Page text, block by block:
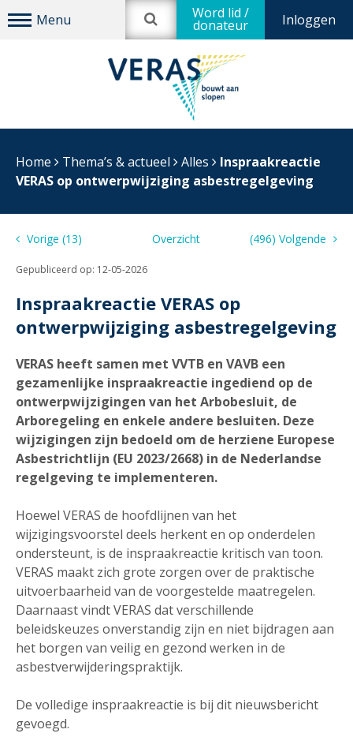
Inloggen
Word lid /
donateur
Home Thema’s & actueel Alles
Inspraakreactie
VERAS op ontwerpwijziging asbestregelgeving
Vorige (13) Overzicht (496) Volgende
Gepubliceerd op: 12-05-2026
Inspraakreactie VERAS op
ontwerpwijziging asbestregelgeving
VERAS heeft samen met VVTB en VAVB een
gezamenlijke inspraakreactie ingediend op de
ontwerpwijzigingen van het Arbobesluit, de
Arboregeling en enkele andere besluiten. Deze
wijzigingen zijn bedoeld om de herziene Europese
Asbestrichtlijn (EU 2023/2668) in de Nederlandse
regelgeving te implementeren.
Hoewel VERAS de hoofdlijnen van het
wijzigingsvoorstel deels herkent en op onderdelen
ondersteunt, is de inspraakreactie kritisch van toon.
VERAS maakt zich grote zorgen over de praktische
uitvoerbaarheid van de voorgestelde maatregelen.
Daarnaast vindt VERAS dat verschillende
beleidskeuzes onverstandig zijn en niet bijdragen aan
het borgen van veilig en gezond werken in de
asbestverwijderingspraktijk.
De volledige inspraakreactie is bij dit nieuwsbericht
gevoegd.